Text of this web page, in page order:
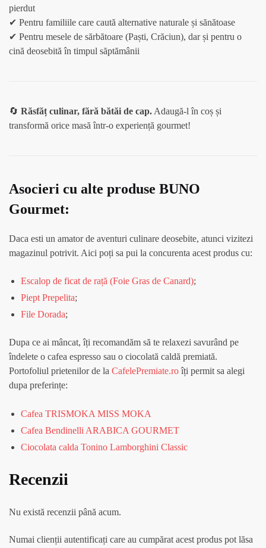
pierdut
✔ Pentru familiile care caută alternative naturale și sănătoase
✔ Pentru mesele de sărbătoare (Paști, Crăciun), dar și pentru o
cină deosebită în timpul săptămânii
🔄 Răsfăț culinar, fără bătăi de cap.Adaugă-l în coș și
transformă orice masă într-o experiență gourmet!
Asocieri cu alte produse BUNO
Gourmet:
Daca esti un amator de aventuri culinare deosebite, atunci vizitezi
magazinul potrivit. Aici poți sa pui la concurenta acest produs cu:
Escalop de ficat de rață (Foie Gras de Canard);
Piept Prepelita;
File Dorada;
Dupa ce ai mâncat, îți recomandăm să te relaxezi savurând pe
îndelete o cafea espresso sau o ciocolată caldă premiată.
Portofoliul prietenilor de la CafelePremiate.roîți permit sa alegi
dupa preferințe:
Cafea TRISMOKA MISS MOKA
Cafea Bendinelli ARABICA GOURMET
Ciocolata calda Tonino Lamborghini Classic
Recenzii
Nu există recenzii până acum.
Numai clienții autentificați care au cumpărat acest produs pot lăsa